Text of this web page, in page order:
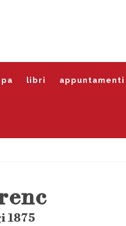
libri appuntamenti
1875